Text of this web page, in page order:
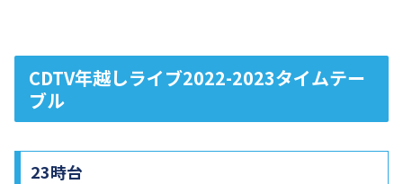
CDTV年越しライブ2022-2023タイムテー
ブル
23時台